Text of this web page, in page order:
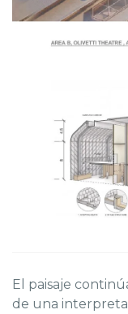
El paisaje
de una